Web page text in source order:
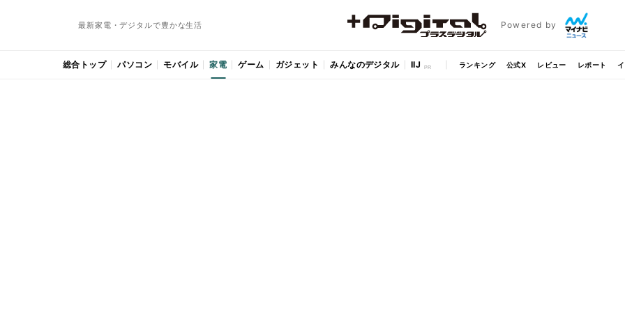
最新家電・デジタルで豊かな生活 Powered by
総合トップ パソコン モバイル 家電 ゲーム ガジェット みんなのデジタル IIJ ランキング 公式X レビュー レポート